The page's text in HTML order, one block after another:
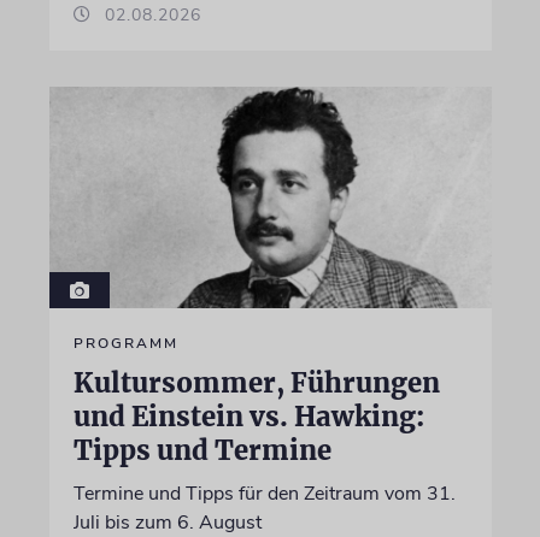
02.08.2026
PROGRAMM
Kultursommer, Führungen
und Einstein vs. Hawking:
Tipps und Termine
Termine und Tipps für den Zeitraum vom 31.
Juli bis zum 6. August